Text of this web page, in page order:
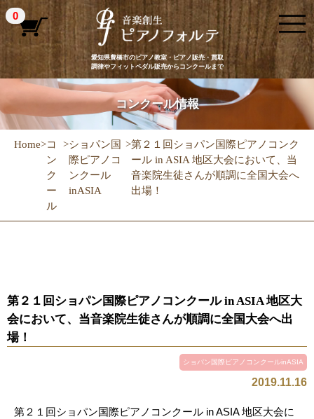
愛知県豊橋市のピアノ教室・ピアノ販売・買取
調律やフィットペダル販売からコンクールまで
0
コンクール情報
Home>コ
ン
ク
ー
ル
>ショパン国
際ピアノコ
ンクール
inASIA
>第２１回ショパン国際ピアノコンク
ール in ASIA 地区大会において、当
音楽院生徒さんが順調に全国大会へ
出場！
第２１回ショパン国際ピアノコンクール in ASIA 地区大
会において、当音楽院生徒さんが順調に全国大会へ出
場！
ショパン国際ピアノコンクールinASIA
2019.11.16
第２１回ショパン国際ピアノコンクール in ASIA 地区大会に